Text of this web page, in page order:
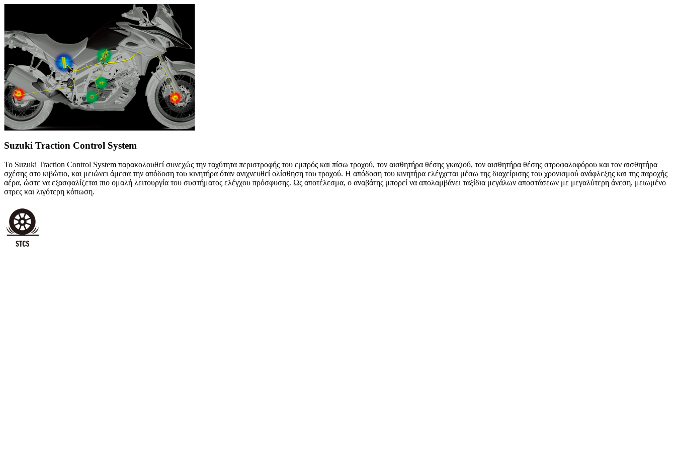
Suzuki Traction Control System
Το Suzuki Traction Control System παρακολουθεί συνεχώς την ταχύτητα περιστροφής του εμπρός και πίσω τροχού, τον αισθητήρα θέσης γκαζιού, τον αισθητήρα θέσης στροφαλοφόρου και τον αισθητήρα
σχέσης στο κιβώτιο, και μειώνει άμεσα την απόδοση του κινητήρα όταν ανιχνευθεί ολίσθηση του τροχού. Η απόδοση του κινητήρα ελέγχεται μέσω της διαχείρισης του χρονισμού ανάφλεξης και της παροχής
αέρα, ώστε να εξασφαλίζεται πιο ομαλή λειτουργία του συστήματος ελέγχου πρόσφυσης. Ως αποτέλεσμα, ο αναβάτης μπορεί να απολαμβάνει ταξίδια μεγάλων αποστάσεων με μεγαλύτερη άνεση, μειωμένο
στρες και λιγότερη κόπωση.